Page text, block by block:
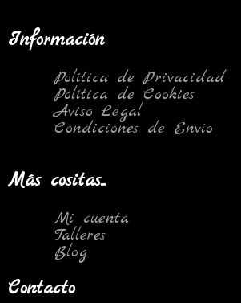
Información
Política de Privacidad
Política de Cookies
Aviso Legal
Condiciones de Envío
Más cositas...
Mi cuenta
Talleres
Blog
Contacto